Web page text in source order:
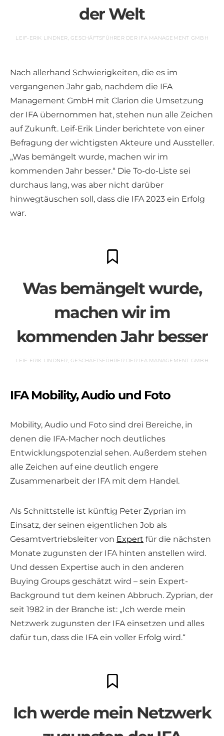
der Welt
LEIF-ERIK LINDNER, GESCHÄFTSFÜHRER DER IFA MANAGEMENT GMBH
Nach allerhand Schwierigkeiten, die es im
vergangenen Jahr gab, nachdem die IFA
Management GmbH mit Clarion die Umsetzung
der IFA übernommen hat, stehen nun alle Zeichen
auf Zukunft. Leif-Erik Linder berichtete von einer
Befragung der wichtigsten Akteure und Aussteller.
„Was bemängelt wurde, machen wir im
kommenden Jahr besser.“ Die To-do-Liste sei
durchaus lang, was aber nicht darüber
hinwegtäuschen soll, dass die IFA 2023 ein Erfolg
war.
Was bemängelt wurde,
machen wir im
kommenden Jahr besser
LEIF-ERIK LINDNER, GESCHÄFTSFÜHRER DER IFA MANAGEMENT GMBH
IFA Mobility, Audio und Foto
Mobility, Audio und Foto sind drei Bereiche, in
denen die IFA-Macher noch deutliches
Entwicklungspotenzial sehen. Außerdem stehen
alle Zeichen auf eine deutlich engere
Zusammenarbeit der IFA mit dem Handel.
Als Schnittstelle ist künftig Peter Zyprian im
Einsatz, der seinen eigentlichen Job als
Gesamtvertriebsleiter von Expert für die nächsten
Monate zugunsten der IFA hinten anstellen wird.
Und dessen Expertise auch in den anderen
Buying Groups geschätzt wird – sein Expert-
Background tut dem keinen Abbruch. Zyprian, der
seit 1982 in der Branche ist: „Ich werde mein
Netzwerk zugunsten der IFA einsetzen und alles
dafür tun, dass die IFA ein voller Erfolg wird.“
Ich werde mein Netzwerk